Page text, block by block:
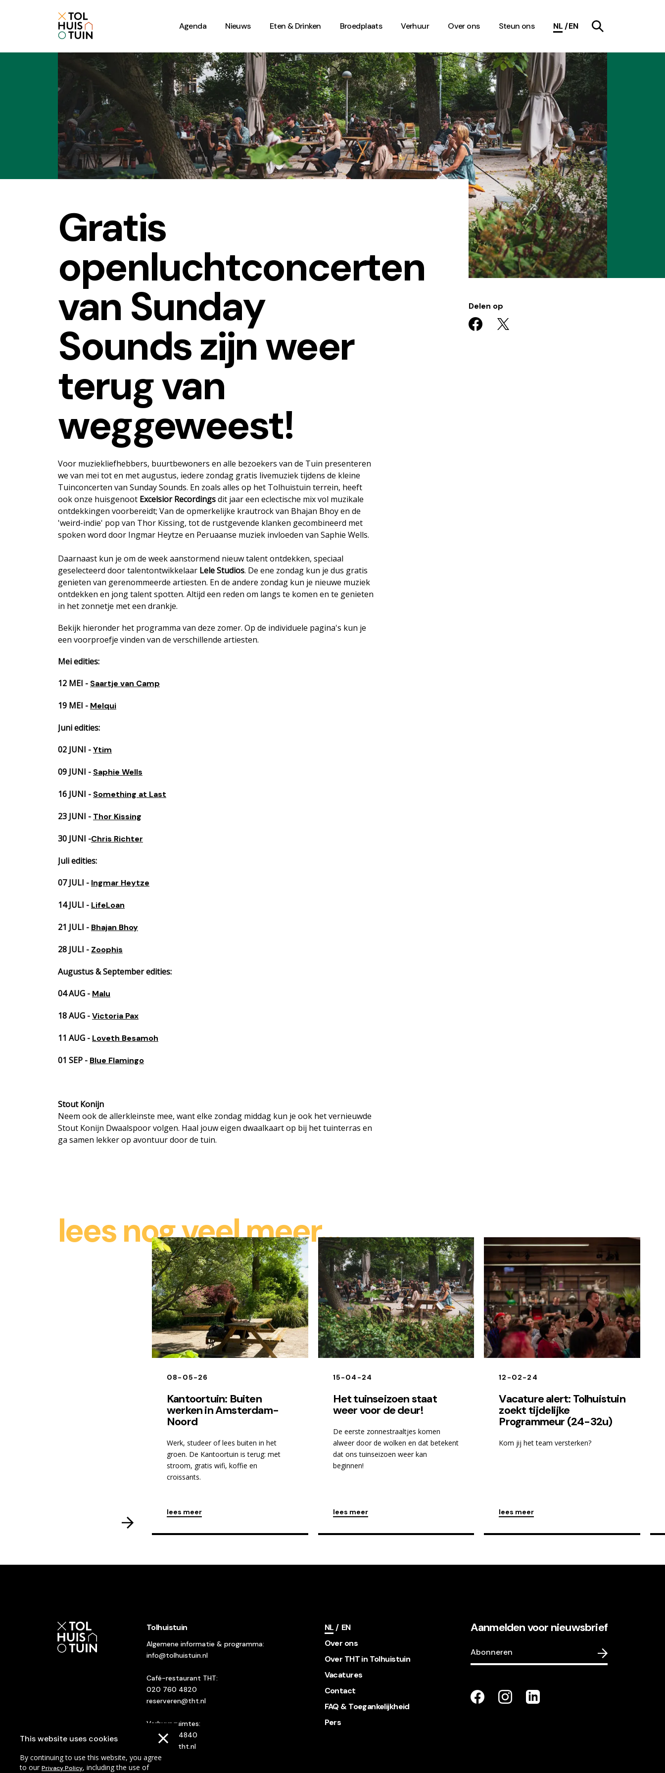
Agenda Nieuws Eten & Drinken Broedplaats Verhuur Over ons Steun ons NL EN
This website uses cookies
By continuing to use this website, you agree
to ourPrivacy Policy, including the use of
Delen op
Gratis
openluchtconcerten
van Sunday
Sounds zijn weer
terug van
weggeweest!
Voor muziekliefhebbers, buurtbewoners en alle bezoekers van de Tuin presenteren
we van mei tot en met augustus, iedere zondag gratis livemuziek tijdens de kleine
Tuinconcerten van Sunday Sounds. En zoals alles op het Tolhuistuin terrein, heeft
ook onze huisgenoot Excelsior Recordingsdit jaar een eclectische mix vol muzikale
ontdekkingen voorbereidt; Van de opmerkelijke krautrock van Bhajan Bhoy en de
'weird-indie' pop van Thor Kissing, tot de rustgevende klanken gecombineerd met
spoken word door Ingmar Heytze en Peruaanse muziek invloeden van Saphie Wells.
Daarnaast kun je om de week aanstormend nieuw talent ontdekken, speciaal
geselecteerd door talentontwikkelaar Lele Studios. De ene zondag kun je dus gratis
genieten van gerenommeerde artiesten. En de andere zondag kun je nieuwe muziek
ontdekken en jong talent spotten. Altijd een reden om langs te komen en te genieten
in het zonnetje met een drankje.
Bekijk hieronder het programma van deze zomer. Op de individuele pagina's kun je
een voorproefje vinden van de verschillende artiesten.
Mei edities:
12 MEI - Saartje van Camp
19 MEI - Melqui
Juni edities:
02 JUNI -Ytim
09 JUNI - Saphie Wells
16 JUNI - Something at Last
23 JUNI - Thor Kissing
30 JUNI -Chris Richter
Juli edities:
07 JULI - Ingmar Heytze
14 JULI - LifeLoan
21 JULI - Bhajan Bhoy
28 JULI - Zoophis
Augustus & September edities:
04 AUG - Malu
18 AUG -Victoria Pax
11 AUG - Loveth Besamoh
01 SEP - Blue Flamingo
Stout Konijn
Neem ook de allerkleinste mee, want elke zondag middag kun je ook het vernieuwde
Stout Konijn Dwaalspoor volgen. Haal jouw eigen dwaalkaart op bij het tuinterras en
ga samen lekker op avontuur door de tuin.
lees nog veel meer...
08-05-26
Kantoortuin: Buiten
werken in Amsterdam-
Noord
Werk, studeer of lees buiten in het
groen. De Kantoortuin is terug: met
stroom, gratis wifi, koffie en
croissants.
lees meer
15-04-24
Het tuinseizoen staat
weer voor de deur!
De eerste zonnestraaltjes komen
alweer door de wolken en dat betekent
dat ons tuinseizoen weer kan
beginnen!
lees meer
12-02-24
Vacature alert: Tolhuistuin
zoekt tijdelijke
Programmeur (24-32u)
Kom jij het team versterken?
lees meer
Tolhuistuin
Algemene informatie & programma:
info@tolhuistuin.nl
Café-restaurant THT:
020 760 4820
reserveren@tht.nl
Verhuur ruimtes:
020 760 4840
verhuur@tht.nl
NL
EN
Over ons
Over THT in Tolhuistuin
Vacatures
Contact
FAQ & Toegankelijkheid
Pers
Aanmelden voor nieuwsbrief
Abonneren